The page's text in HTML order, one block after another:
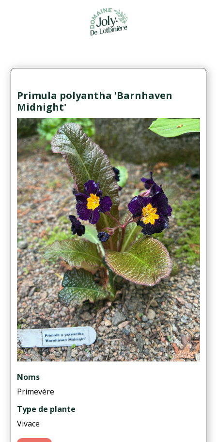
Primula polyantha 'Barnhaven
Midnight'
Noms
Primevère
Type de plante
Vivace